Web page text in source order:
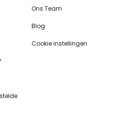
Ons Team
Blog
Cookie instellingen